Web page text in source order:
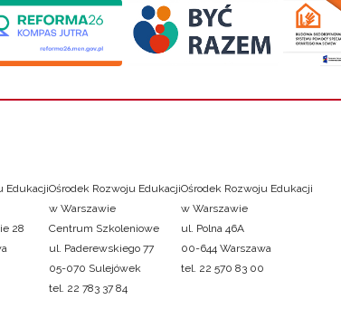
Edukacji
28
Ośrodek Rozwoju Edukacji
w Warszawie
Centrum Szkoleniowe
ul. Paderewskiego 77
05-070 Sulejówek
tel. 22 783 37 84
Ośrodek Rozwoju Edukacji
w Warszawie
ul. Polna 46A
00-644 Warszawa
tel. 22 570 83 00